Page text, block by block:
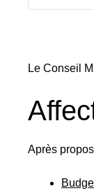
Le Conseil
Après